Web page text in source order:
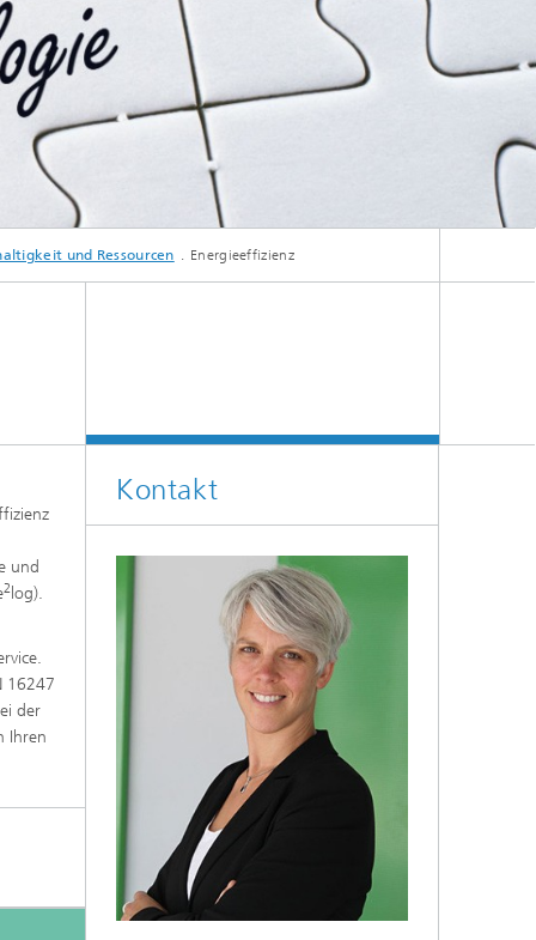
und Ressourcen Energieeffizienz
und
2 log).
16247
der
Ihren
Kontakt